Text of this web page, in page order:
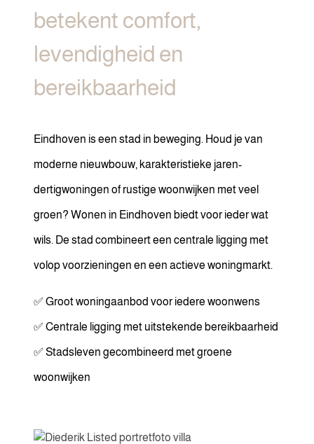
betekent comfort,
levendigheid en
bereikbaarheid
Eindhoven is een stad in beweging. Houd je van
moderne nieuwbouw, karakteristieke jaren-
dertigwoningen of rustige woonwijken met veel
groen? Wonen in Eindhoven biedt voor ieder wat
wils. De stad combineert een centrale ligging met
volop voorzieningen en een actieve woningmarkt.
✅ Groot woningaanbod voor iedere woonwens
✅ Centrale ligging met uitstekende bereikbaarheid
✅ Stadsleven gecombineerd met groene
woonwijken